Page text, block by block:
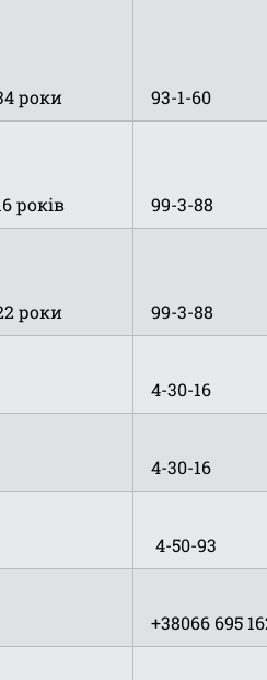
роки 93-1-60
років 99-3-88
роки 99-3-88
4-30-16
4-30-16
4-50-93
+38066 695